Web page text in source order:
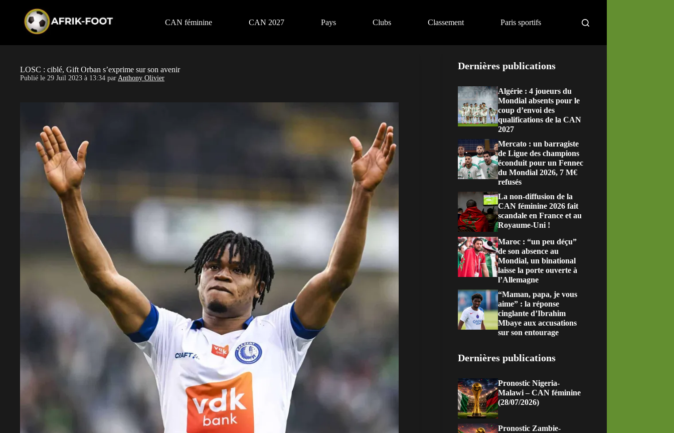
CAN féminine CAN 2027 Pays Clubs Classement Paris sportifs
LOSC : ciblé, Gift Orban s’exprime sur son avenir
Publié le 29 Juil 2023 à 13:34 par Anthony Olivier
Dernières publications
Algérie : 4 joueurs du
Mondial absents pour le
coup d’envoi des
qualifications de la CAN
2027
Mercato : un barragiste
de Ligue des champions
éconduit pour un Fennec
du Mondial 2026, 7 M€
refusés
La non-diffusion de la
CAN féminine 2026 fait
scandale en France et au
Royaume-Uni !
Maroc : “un peu déçu”
de son absence au
Mondial, un binational
laisse la porte ouverte à
l’Allemagne
“Maman, papa, je vous
aime” : la réponse
cinglante d’Ibrahim
Mbaye aux accusations
sur son entourage
Dernières publications
Pronostic Nigeria-
Malawi – CAN féminine
(28/07/2026)
Pronostic Zambie-